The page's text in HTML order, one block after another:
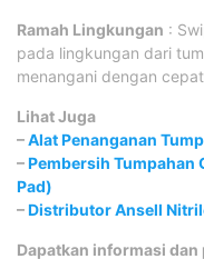
Ramah Lingkungan :
pada lingkungan dari
menangani dengan
Lihat Juga
–Alat Penanganan
–Pembersih Tumpahan
Pad)
–Distributor Ansell
Dapatkan informasi